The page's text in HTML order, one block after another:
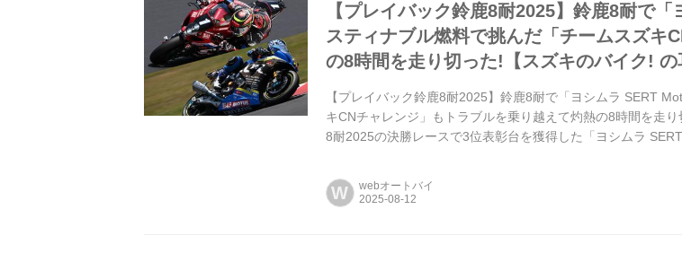
【プレイバック鈴鹿8耐2025】鈴鹿8耐で
スティナブル燃料で挑んだ「チームスズキ
の8時間を走り切った!【スズキのバイク! の
【プレイバック鈴鹿8耐2025】鈴鹿8耐で「ヨシムラ SERT
キCNチャレンジ」もトラブルを乗り越えて灼熱の8時間を走
8耐2025の決勝レースで3位表彰台を獲得した「ヨシムラ
W webオートバイ